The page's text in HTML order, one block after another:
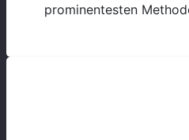
prominentesten